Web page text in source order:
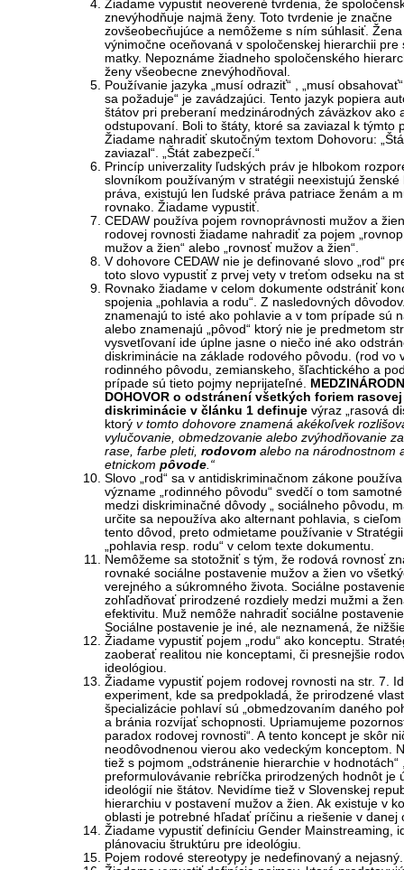
Žiadame vypustiť neoverené tvrdenia, že
znevýhodňuje najmä ženy. Toto tvrdenie je značne
zovšeobecňujúce a nemôžeme s ním súhlasiť.
výnimočne oceňovaná v spoločenskej hierarchii pre
matky. Nepoznáme žiadneho spoločenského
ženy všeobecne znevýhodňoval.
Používanie jazyka „musí odraziť“ , „musí
sa požaduje“ je zavádzajúci. Tento jazyk popiera
štátov pri preberaní medzinárodných záväzkov ako
odstupovaní. Boli to štáty, ktoré sa zaviazal k týmto
Žiadame nahradiť skutočným textom Dohovoru:
zaviazal“. „Štát zabezpečí.“
Princíp univerzality ľudských práv je hlbokom
slovníkom používaným v stratégii neexistujú ženské
práva, existujú len ľudské práva patriace ženám a
rovnako. Žiadame vypustiť.
CEDAW používa pojem rovnoprávnosti mužov a
rodovej rovnosti žiadame nahradiť za pojem
mužov a žien“ alebo „rovnosť mužov a žien“.
V dohovore CEDAW nie je definované slovo „rod“
toto slovo vypustiť z prvej vety v treťom odseku na
Rovnako žiadame v celom dokumente odstrániť
spojenia „pohlavia a rodu“. Z nasledovných
znamenajú to isté ako pohlavie a v tom prípade sú
alebo znamenajú „pôvod“ ktorý nie je predmetom
vysvetľovaní ide úplne jasne o niečo iné ako
diskriminácie na základe rodového pôvodu. (rod vo
rodinného pôvodu, zemianskeho, šľachtického a
prípade sú tieto pojmy neprijateľné.
DOHOVOR o odstránení všetkých foriem rasovej
diskriminácie v článku 1 definuje výraz „rasová
ktorý v tomto dohovore znamená akékoľvek
vylučovanie, obmedzovanie alebo zvýhodňovanie
rase, farbe pleti, rodovom alebo na národnostnom
etnickom pôvode .“
Slovo „rod“ sa v antidiskriminačnom zákone
význame „rodinného pôvodu“ svedčí o tom
medzi diskriminačné dôvody „ sociálneho pôvodu,
určite sa nepoužíva ako alternant pohlavia, s
tento dôvod, preto odmietame používanie v
„pohlavia resp. rodu“ v celom texte dokumentu.
Nemôžeme sa stotožniť s tým, že rodová rovnosť
rovnaké sociálne postavenie mužov a žien vo
verejného a súkromného života. Sociálne
zohľadňovať prirodzené rozdiely medzi mužmi a
efektivitu. Muž nemôže nahradiť sociálne
Sociálne postavenie je iné, ale neznamená, že
Žiadame vypustiť pojem „rodu“ ako konceptu.
zaoberať realitou nie konceptami, či presnejšie
ideológiou.
Žiadame vypustiť pojem rodovej rovnosti na str. 7.
experiment, kde sa predpokladá, že prirodzené
špecializácie pohlaví sú „obmedzovaním daného
a bránia rozvíjať schopnosti. Upriamujeme
paradox rodovej rovnosti“. A tento koncept je skôr
neodôvodnenou vierou ako vedeckým konceptom.
tiež s pojmom „odstránenie hierarchie v hodnotách“
preformulovávanie rebríčka prirodzených hodnôt je
ideológií nie štátov. Nevidíme tiež v Slovenskej
hierarchiu v postavení mužov a žien. Ak existuje v
oblasti je potrebné hľadať príčinu a riešenie v danej
Žiadame vypustiť definíciu Gender Mainstreaming,
plánovaciu štruktúru pre ideológiu.
Pojem rodové stereotypy je nedefinovaný a nejasný.